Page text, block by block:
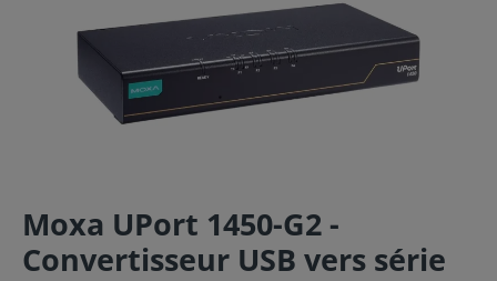
Moxa UPort 1450-G2 -
Convertisseur USB vers série